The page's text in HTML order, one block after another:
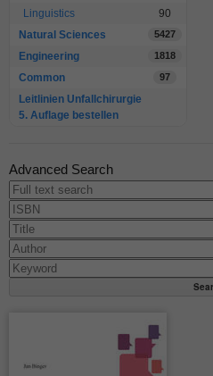
Linguistics
90
Natural Sciences
5427
Engineering 1818
Common 97
Leitlinien Unfallchirurgie
5. Auflage bestellen
Advanced Search